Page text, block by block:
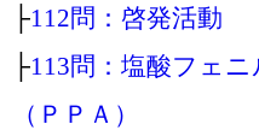
├112問：啓発活動
├113問：塩酸フェ
（ＰＰＡ）